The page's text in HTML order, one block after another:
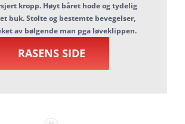
kropp. Høyt båret hode og tydelig
buk. Stolte og bestemte bevegelser,
av bølgende man pga løveklippen.
RASENS SIDE